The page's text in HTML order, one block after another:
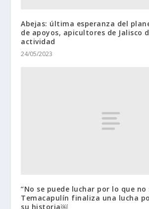
Abejas: última esperanza del
de apoyos, apicultores de Jalisco
actividad
24/05/2023
“No se puede luchar por lo que no
Temacapulín finaliza una lucha
su historia￼